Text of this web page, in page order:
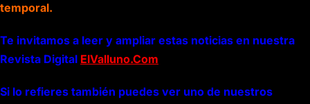
temporal.
Te invitamos a leer y ampliar estas noticias en nuestra
Revista Digital ElValluno.Com
Si lo refieres también puedes ver uno de nuestros